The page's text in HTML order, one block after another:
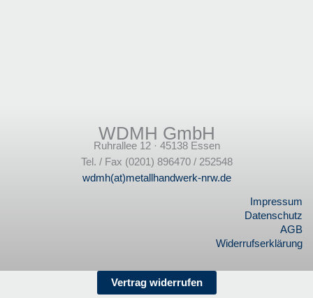
WDMH GmbH
Ruhrallee 12 · 45138 Essen
Tel. / Fax (0201) 896470 / 252548
wdmh(at)metallhandwerk-nrw.de
Impressum
Datenschutz
AGB
Widerrufserklärung
Vertrag widerrufen